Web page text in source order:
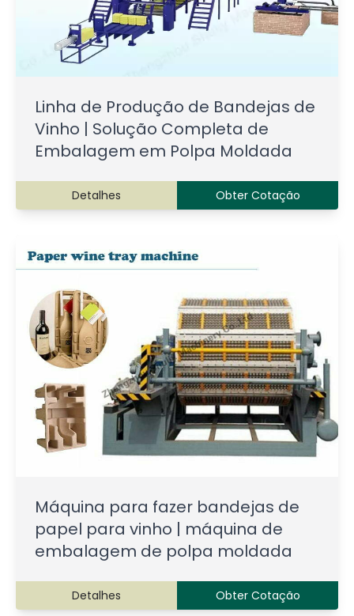
Linha de Produção de Bandejas de
Vinho | Solução Completa de
Embalagem em Polpa Moldada
Detalhes Obter Cotação
Máquina para fazer bandejas de
papel para vinho | máquina de
embalagem de polpa moldada
Detalhes Obter Cotação